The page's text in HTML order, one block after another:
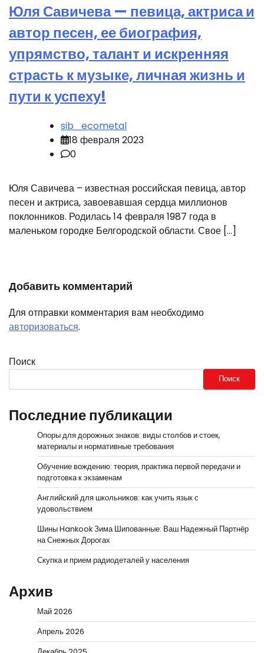
Юля Савичева — певица, актриса и
автор песен, ее биография,
упрямство, талант и искренняя
страсть к музыке, личная жизнь и
пути к успеху!
sib_ecometal
18 февраля 2023
0
Юля Савичева – известная российская певица, автор
песен и актриса, завоевавшая сердца миллионов
поклонников. Родилась 14 февраля 1987 года в
маленьком городке Белгородской области. Свое […]
Добавить комментарий
Для отправки комментария вам необходимо
авторизоваться.
Поиск
Поиск
Последние публикации
Опоры для дорожных знаков: виды столбов и стоек,
материалы и нормативные требования
Обучение вождению: теория, практика первой передачи и
подготовка к экзаменам
Английский для школьников: как учить язык с
удовольствием
Шины Hankook Зима Шипованные: Ваш Надежный Партнёр
на Снежных Дорогах
Скупка и прием радиодеталей у населения
Архив
Май 2026
Апрель 2026